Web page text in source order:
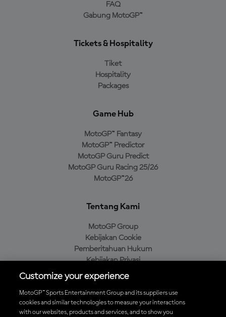
FAQ
Gabung MotoGP™
Tickets & Hospitality
Tiket
Hospitality
Packages
Game Hub
MotoGP™ Fantasy
MotoGP™ Predictor
MotoGP Guru Predict
MotoGP Guru Racing 25/26
MotoGP™26
Tentang Kami
MotoGP Group
Kebijakan Cookie
Pemberitahuan Hukum
Kebijakan Privasi
Kebijakan Pembelian
Unduh Aplikasi Resmi MotoGP™
Customize your experience
MotoGP™ Sports Entertainment Group and its suppliers use
cookies and similar technologies to measure your interactions
with our websites, products and services, and to show you